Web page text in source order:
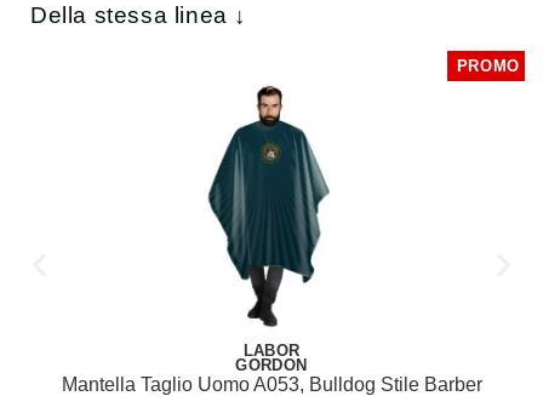
Della stessa linea ↓
PROMO
LABOR
GORDON
Mantella Taglio Uomo A053, Bulldog Stile Barber